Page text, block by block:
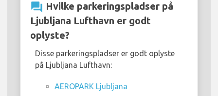
question_answer Hvilke parkeringspladser på
Ljubljana Lufthavn er godt
oplyste?
Disse parkeringspladser er godt oplyste
på Ljubljana Lufthavn:
AEROPARK Ljubljana